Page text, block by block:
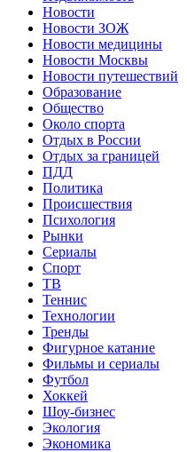
Новости
Новости ЗОЖ
Новости медицины
Новости Москвы
Новости путешествий
Образование
Общество
Около спорта
Отдых в России
Отдых за границей
ПДД
Политика
Происшествия
Психология
Рынки
Сериалы
Спорт
ТВ
Теннис
Технологии
Тренды
Фигурное катание
Фильмы и сериалы
Футбол
Хоккей
Шоу-бизнес
Экология
Экономика